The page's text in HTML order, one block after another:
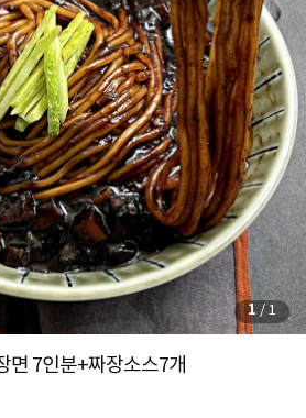
1 /1
면 7인분+짜장소스7개